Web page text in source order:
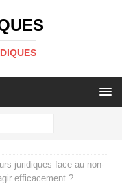
juridiques face au non-
efficacement ?